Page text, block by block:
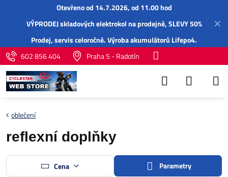
✕
Otevřeno od 14.7.2026, od 11.00 hod
VÝPRODEJ skladových elektrokol na prodejně, SLEVY 50%
Prodej,servisceloročně.Výroba akumulátorů Lifepo4.
602 856 404
Praha 5 - Radotín
oblečení
reflexní doplňky
Cena Parametry